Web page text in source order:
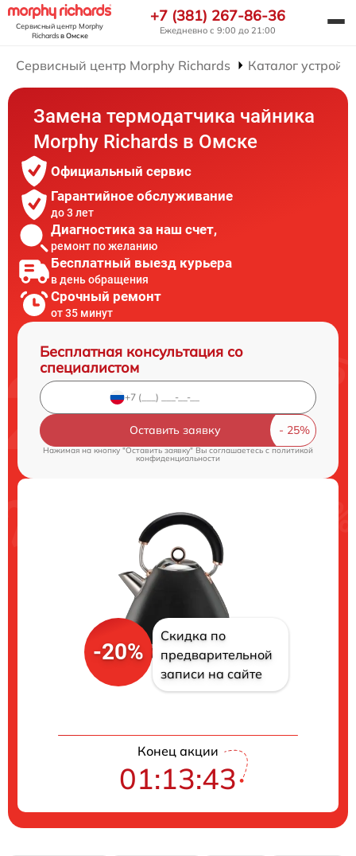
Сервисный центр Morphy
Richardsв Омске
+7 (381) 267-86-36
Ежедневно с 9:00 до 21:00
Сервисный центр Morphy Richards Каталог
Замена термодатчика чайника
Morphy Richards в Омске
Официальный сервис
Гарантийное обслуживание
до 3 лет
Диагностика за наш счет,
ремонт по желанию
Бесплатный выезд курьера
в день обращения
Срочный ремонт
от 35 минут
Бесплатная консультация со
специалистом
Оставить заявку
Нажимая на кнопку "Оставить заявку" Вы соглашаетесь cполитикой
конфиденциальности
-20%
Скидка по
предварительной
записи на сайте
Конец акции
01:13:43